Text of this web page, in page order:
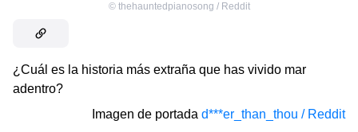
© thehauntedpianosong / Reddit
¿Cuál es la historia más extraña que has vivido mar
adentro?
Imagen de portada d***er_than_thou / Reddit